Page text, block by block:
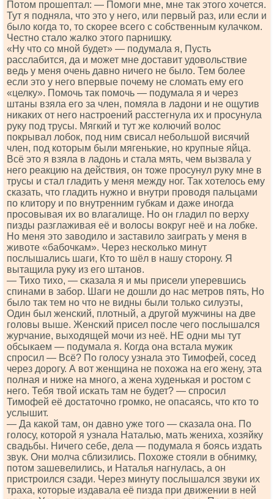
Потом прошептал: — Помоги мне, мне так этого хочется.
Тут я подняла, что это у него, или первый раз, или если и
было когда то, то скорее всего с собственным кулачком.
Честно стало жалко этого парнишку.
«Ну что со мной будет» — подумала я, Пусть
расслабится, да и может мне доставит удовольствие
ведь у меня очень давно ничего не было. Тем более
если это у него впервые почему не сломать ему его
«целку». Помочь так помочь — подумала я и через
штаны взяла его за член, помяла в ладони и не ощутив
никаких от него настроений расстегнула их и просунула
руку под трусы. Мягкий и тут же колючий волос
покрывал лобок, под ним свисал небольшой висячий
член, под которым были мягенькие, но крупные яйца.
Всё это я взяла в ладонь и стала мять, чем вызвала у
него реакцию на действия, он тоже просунул руку мне в
трусы и стал гладить у меня между ног. Так хотелось ему
сказать, что гладить нужно и внутри проводя пальцами
по клитору и по внутренним губкам и даже иногда
просовывая их во влагалище. Но он гладил по верху
пизды разглаживая её и волосы вокруг неё и на лобке.
Но меня это заводило и заставило заиграть у меня в
животе «бабочкам». Через несколько минут
послышались шаги, Кто то шёл в нашу сторону. Я
вытащила руку из его штанов.
— Тихо тихо, — сказала я и мы присели уперевшись
спинами в забор. Шаги не дошли до нас метров пять, Но
было так тем но что не видны были только силуэты,
Один был женский, плотный, а другой мужчины на две
головы выше. Женский присел после чего послышался
журчание, выходящей мочи из неё. НЕ одни мы тут
обсыкаем — подумала я. Когда она встала мужик
спросил — Всё? По голосу узнала это Тимофей, сосед
через дорогу. А вот женщина не похожа на его жену, эта
полная и ниже на много, а жена худенькая и ростом с
него. Тебя твой искать там не будет? — спросил
Тимофей её достаточно громко, не опасаясь, что кто то
услышит.
— Да какой там, он давно уже того — сказала она. По
голосу, которой я узнала Наталью, мать жениха, хозяйку
свадьбы. Ничего себе, дела — подумала я боясь издать
звук. Они молча сблизились. Похоже стояли в обнимку,
потом зашевелились, и Наталья нагнулась, а он
пристроился сзади. Через минуту послышался звуки их
траха, которые издавала её пизда при движении в ней